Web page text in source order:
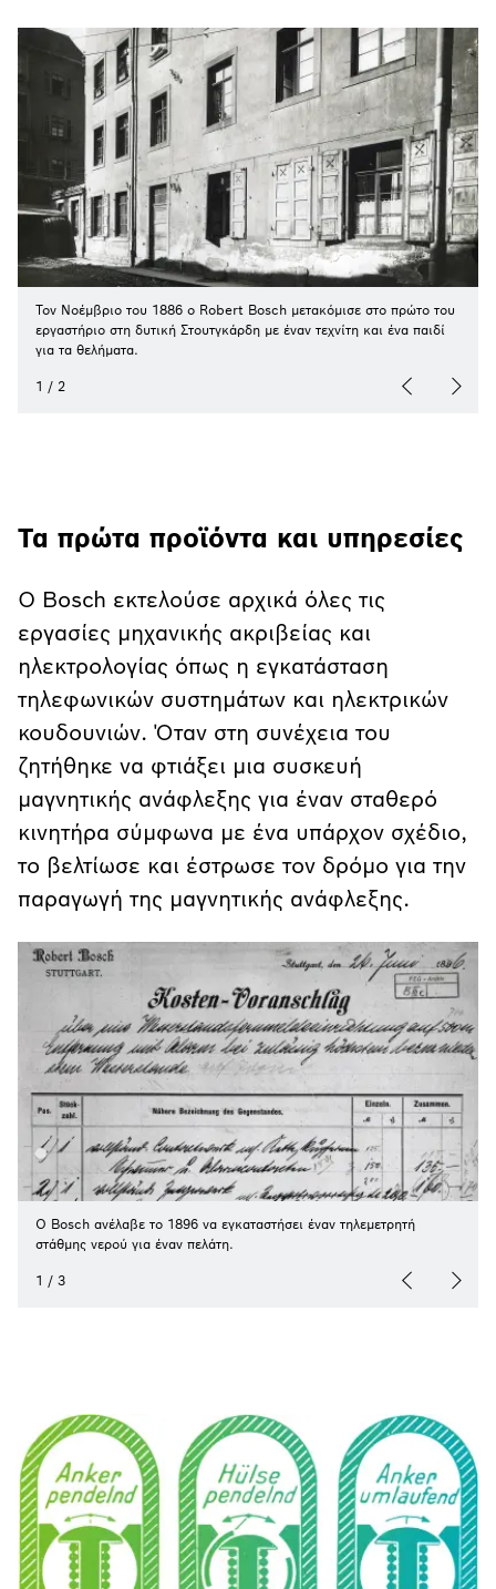
Τον Νοέμβριο του 1886 ο Robert Bosch μετακόμισε στο πρώτο του
εργαστήριο στη δυτική Στουτγκάρδη με έναν τεχνίτη και ένα παιδί
για τα θελήματα.
1 / 2
Τα πρώτα προϊόντα και υπηρεσίες
Ο Bosch εκτελούσε αρχικά όλες τις
εργασίες μηχανικής ακριβείας και
ηλεκτρολογίας όπως η εγκατάσταση
τηλεφωνικών συστημάτων και ηλεκτρικών
κουδουνιών. Όταν στη συνέχεια του
ζητήθηκε να φτιάξει μια συσκευή
μαγνητικής ανάφλεξης για έναν σταθερό
κινητήρα σύμφωνα με ένα υπάρχον σχέδιο,
το βελτίωσε και έστρωσε τον δρόμο για την
παραγωγή της μαγνητικής ανάφλεξης.
Ο Bosch ανέλαβε το 1896 να εγκαταστήσει έναν τηλεμετρητή
στάθμης νερού για έναν πελάτη.
1 / 3